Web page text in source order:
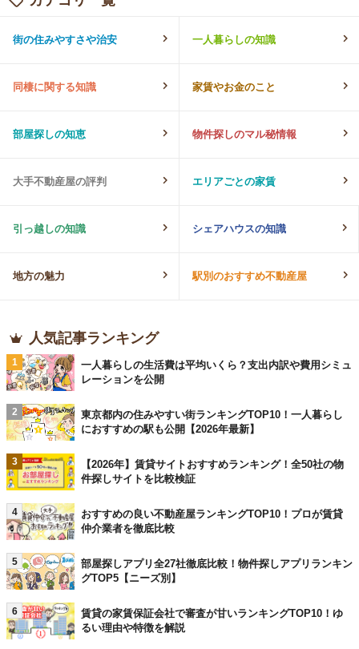
街の住みやすさや治安 一人暮らしの知識
同棲に関する知識 家賃やお金のこと
部屋探しの知恵 物件探しのマル秘情報
大手不動産屋の評判 エリアごとの家賃
引っ越しの知識 シェアハウスの知識
地方の魅力 駅別のおすすめ不動産屋
人気記事ランキング
1
一人暮らしの生活費は平均いくら？支出内訳や費用シミュ
レーションを公開
2
東京都内の住みやすい街ランキングTOP10！一人暮らし
におすすめの駅も公開【2026年最新】
3
【2026年】賃貸サイトおすすめランキング！全50社の物
件探しサイトを比較検証
4
おすすめの良い不動産屋ランキングTOP10！プロが賃貸
仲介業者を徹底比較
5
部屋探しアプリ全27社徹底比較！物件探しアプリランキン
グTOP5【ニーズ別】
6
賃貸の家賃保証会社で審査が甘いランキングTOP10！ゆ
るい理由や特徴を解説